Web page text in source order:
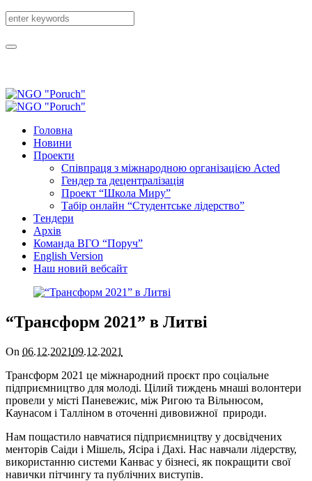
Головна
Новини
Проекти
Співпраця з міжнародною організацією Acted
Гендер та децентралізація
Проект “Школа Миру”
Табір онлайн “Студентське лідерство”
Tендери
Архів
Команда ВГО “Поруч”
English Version
Наш новий вебсайт
“Трансформ 2021” в Литві
On 06.12.202109.12.2021
Трансформ 2021 це міжнародний проєкт про соціальне
підприємництво для молоді. Цілий тиждень мнаші волонтери
провели у місті Паневежис, між Ригою та Вільнюсом,
Каунасом і Талліном в оточенні дивовижної природи.
Нам пощастило навчатися підприємництву у досвідчених
менторів Саіди і Мішель, Ясіра і Дахі. Нас навчали лідерству,
використанню системи Канвас у бізнесі, як покращити свої
навички пітчингу та публічних виступів.